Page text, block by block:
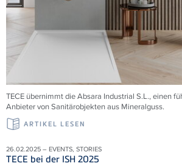
TECE übernimmt dieAbsara Industrial S.L., einen
Anbieter von Sanitärobjekten aus Mineralguss.
ARTIKEL LESEN
26.02.2025 – EVENTS, STORIES
TECE bei der ISH 2025